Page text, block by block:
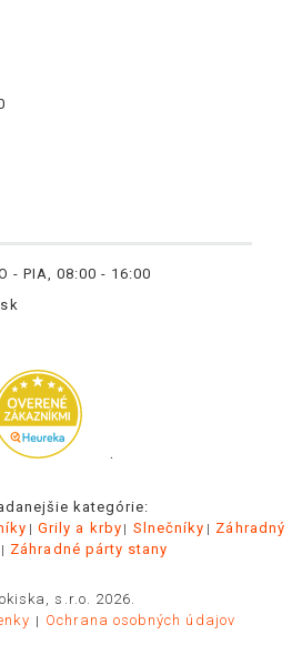
- PIA, 08:00 - 16:00
.
kategórie:
Grily a krby Slnečníky
Záhradný
Záhradné párty stany
s.r.o. 2026.
Ochrana osobných údajov